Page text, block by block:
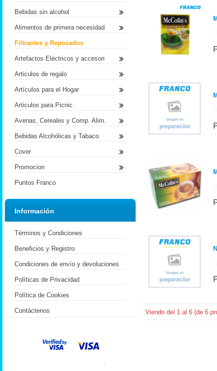
Viendo del 1 al 6 (de 6
Bebidas sin alcohol
Alimentos de primera necesidad
Filtrantes y Reposados
Artefactos Eléctricos y accesori
Articulos de regalo
Artículos para el Hogar
Articulos para Picnic
Avenas, Cereales y Comp. Alim.
Bebidas Alcohólicas y Tabaco
Cover
Promocion
Puntos Franco
Información
Términos y Condiciones
Beneficios y Registro
Condiciones de envío y devoluciones
Políticas de Privacidad
Política de Cookies
Contáctenos
.